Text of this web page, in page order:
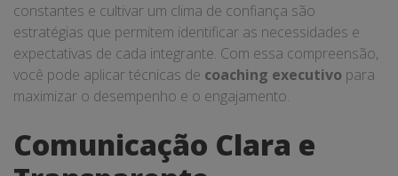
constantes e cultivar um clima de confiança são
estratégias que permitem identificar as necessidades e
expectativas de cada integrante. Com essa compreensão,
você pode aplicar técnicas de coaching executivo para
maximizar o desempenho e o engajamento.
Comunicação Clara e